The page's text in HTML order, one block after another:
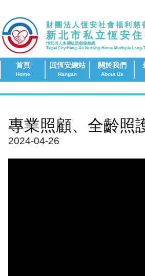
財團法人恆安社會福利慈
新北市私立恆安
恆安老人多層級照顧服務網
Taipei City Hang-An Nursing Home Murltiple Long-
首頁
Home
回恆安總站
Hangan
關於我們
About Us
專業照顧、全齡照
2024-04-26